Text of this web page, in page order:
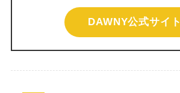
DAWNY公式サイト